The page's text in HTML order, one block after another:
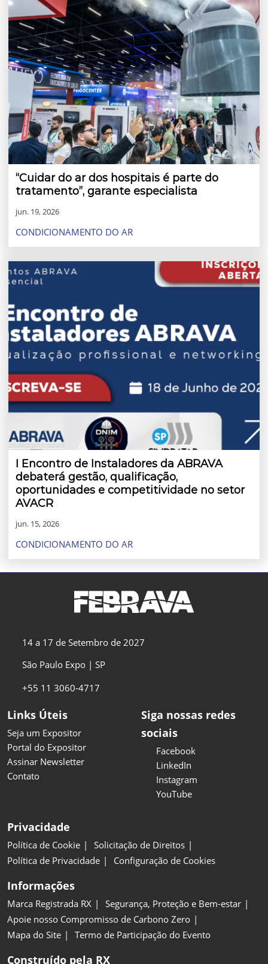
“Cuidar do ar dos hospitais é parte do
tratamento”, garante especialista
jun. 19, 2026
CONDICIONAMENTO DO AR
I Encontro de Instaladores da ABRAVA
debaterá gestão, qualificação,
oportunidades e competitividade no setor
AVACR
jun. 15, 2026
CONDICIONAMENTO DO AR
14 a 17 de Setembro de 2027
São Paulo Expo | SP
+55 11 3060-4717
Links Úteis
Seja um Expositor
Portal do Expositor
Assinar Newsletter
Contato
Siga nossas redes
sociais
Facebook
LinkedIn
Instagram
YouTube
Privacidade
Política de Cookie
Solicitação de Direitos
Política de Privacidade
Configuração de Cookies
Informações
Marca Registrada RX
Segurança, Proteção e Bem-estar
Apoie nosso Compromisso de Carbono Zero
Mapa do Site
Termo de Participação do Evento
Construído pela RX